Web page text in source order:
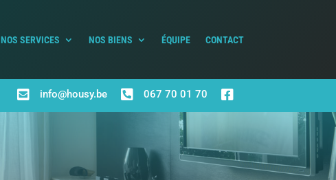
NOS SERVICES NOS BIENS ÉQUIPE CONTACT
 info@housy.be  067 70 01 70 